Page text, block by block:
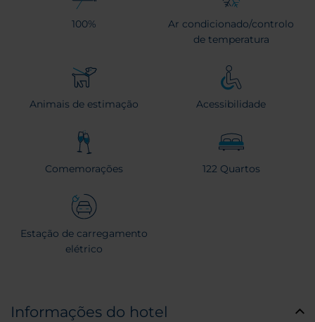
100%
Ar condicionado/controlo
de temperatura
Animais de estimação Acessibilidade
Comemorações 122 Quartos
Estação de carregamento
elétrico
Informações do hotel